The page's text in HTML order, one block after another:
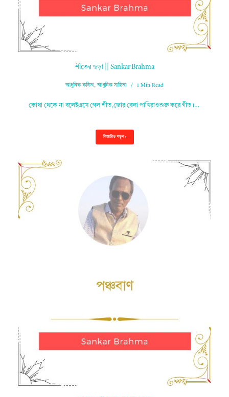
শীতের ছড়া || Sankar Brahma
আধুনিক কবিতা,আধুনিক সাহিত্য 1 Min Read
কোথা থেকে না বলেইএসে গেল শীত,ভোর বেলা পাখিরাওশুরু করে গীত।…
বিস্তারিত পড়ুন »